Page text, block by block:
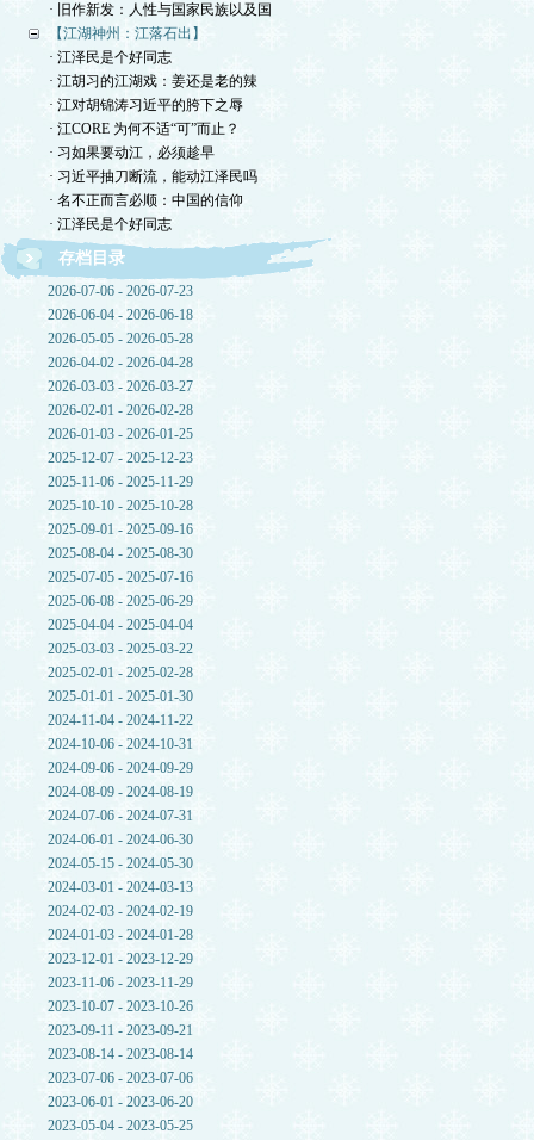
· 旧作新发：人性与国家民族以及国
【江湖神州：江落石出】
· 江泽民是个好同志
· 江胡习的江湖戏：姜还是老的辣
· 江对胡锦涛习近平的胯下之辱
· 江CORE 为何不适“可”而止？
· 习如果要动江，必须趁早
· 习近平抽刀断流，能动江泽民吗
· 名不正而言必顺：中国的信仰
· 江泽民是个好同志
存档目录
2026-07-06 - 2026-07-23
2026-06-04 - 2026-06-18
2026-05-05 - 2026-05-28
2026-04-02 - 2026-04-28
2026-03-03 - 2026-03-27
2026-02-01 - 2026-02-28
2026-01-03 - 2026-01-25
2025-12-07 - 2025-12-23
2025-11-06 - 2025-11-29
2025-10-10 - 2025-10-28
2025-09-01 - 2025-09-16
2025-08-04 - 2025-08-30
2025-07-05 - 2025-07-16
2025-06-08 - 2025-06-29
2025-04-04 - 2025-04-04
2025-03-03 - 2025-03-22
2025-02-01 - 2025-02-28
2025-01-01 - 2025-01-30
2024-11-04 - 2024-11-22
2024-10-06 - 2024-10-31
2024-09-06 - 2024-09-29
2024-08-09 - 2024-08-19
2024-07-06 - 2024-07-31
2024-06-01 - 2024-06-30
2024-05-15 - 2024-05-30
2024-03-01 - 2024-03-13
2024-02-03 - 2024-02-19
2024-01-03 - 2024-01-28
2023-12-01 - 2023-12-29
2023-11-06 - 2023-11-29
2023-10-07 - 2023-10-26
2023-09-11 - 2023-09-21
2023-08-14 - 2023-08-14
2023-07-06 - 2023-07-06
2023-06-01 - 2023-06-20
2023-05-04 - 2023-05-25